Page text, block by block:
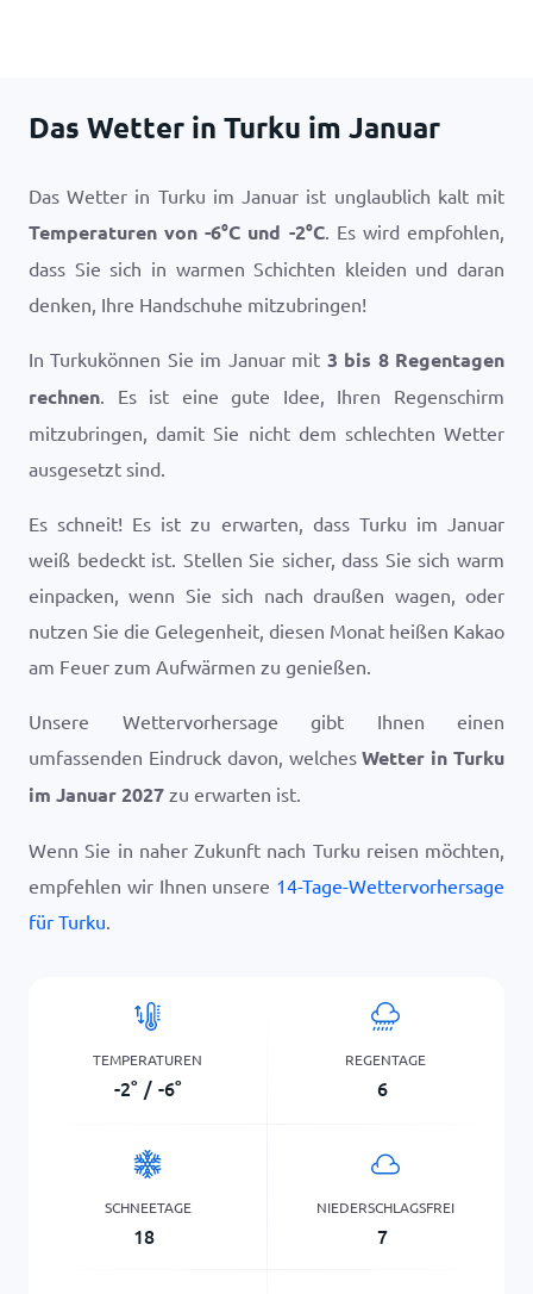
Das Wetter in Turku im Januar
Das Wetter in Turku im Januar ist unglaublich kalt mit
Temperaturen von-6°C und -2°C. Es wird empfohlen,
dass Sie sich in warmen Schichten kleiden und daran
denken, Ihre Handschuhe mitzubringen!
In Turkukönnen Sie im Januar mit 3 bis 8 Regentagen
rechnen. Es ist eine gute Idee, Ihren Regenschirm
mitzubringen, damit Sie nicht dem schlechten Wetter
ausgesetzt sind.
Es schneit! Es ist zu erwarten, dass Turku im Januar
weiß bedeckt ist. Stellen Sie sicher, dass Sie sich warm
einpacken, wenn Sie sich nach draußen wagen, oder
nutzen Sie die Gelegenheit, diesen Monat heißen Kakao
am Feuer zum Aufwärmen zu genießen.
Unsere Wettervorhersage gibt Ihnen einen
umfassenden Eindruck davon, welchesWetter in Turku
im Januar 2027 zu erwarten ist.
Wenn Sie in naher Zukunft nach Turku reisen möchten,
empfehlen wir Ihnen unsere 14-Tage-Wettervorhersage
für Turku.
TEMPERATUREN
-2° / -6°
REGENTAGE
6
SCHNEETAGE
18
NIEDERSCHLAGSFREI
7